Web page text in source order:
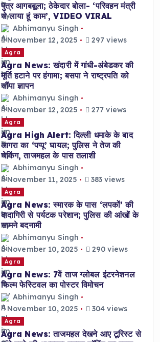
पुत्र आगबबूला; ठेकेदार बोला- ‘परिवहन मंत्री
से लाया हूं काम’, VIDEO VIRAL
Abhimanyu Singh
November 12, 2025
297 views
Agra
Agra News: खंदारी में गांधी-अंबेडकर की
मूर्ति हटाने पर हंगामा; बसपा ने राष्ट्रपति को
सौंपा ज्ञापन
Abhimanyu Singh
November 12, 2025
277 views
Agra
Agra High Alert: दिल्ली धमाके के बाद
आगरा का ‘पप्पू’ घायल; पुलिस ने तेज की
चेकिंग, ताजमहल के पास तलाशी
Abhimanyu Singh
November 11, 2025
383 views
Agra
Agra News: स्मारक के पास ‘लपकों’ की
दादागिरी से पर्यटक परेशान; पुलिस की आंखों के
सामने बदनामी
Abhimanyu Singh
November 10, 2025
290 views
Agra
Agra News: 7वें ताज ग्लोबल इंटरनेशनल
फिल्म फेस्टिवल का पोस्टर विमोचन
Abhimanyu Singh
November 10, 2025
304 views
Agra
Agra News: ताजमहल देखने आए टूरिस्ट से